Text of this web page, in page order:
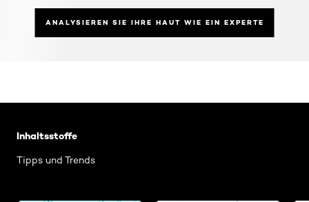
ANALYSIEREN SIE IHRE HAUT WIE EIN EXPERTE
Inhaltsstoffe
Tipps und Trends